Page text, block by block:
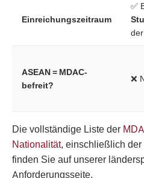
Einreichungszeitraum
✅
ASEAN = MDAC-
befreit?
❌
Die vollständige Liste der
Nationalität, einschließlich
finden Sie auf unserer
Anforderungsseite.